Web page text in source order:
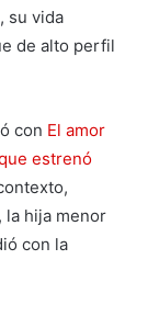
su vida
de alto perfil
con El amor
estrenó
la hija menor
con la